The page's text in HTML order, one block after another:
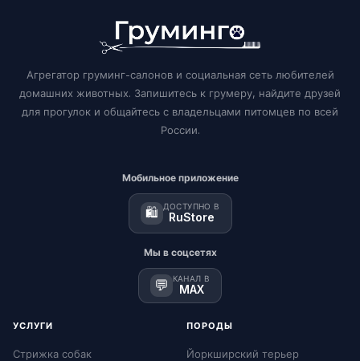
Агрегатор груминг-салонов и социальная сеть любителей
домашних животных. Запишитесь к грумеру, найдите друзей
для прогулок и общайтесь с владельцами питомцев по всей
России.
Мобильное приложение
🛍️ ДОСТУПНО В
RuStore
Мы в соцсетях
💬 КАНАЛ В
MAX
УСЛУГИ
Стрижка собак
ПОРОДЫ
Йоркширский терьер